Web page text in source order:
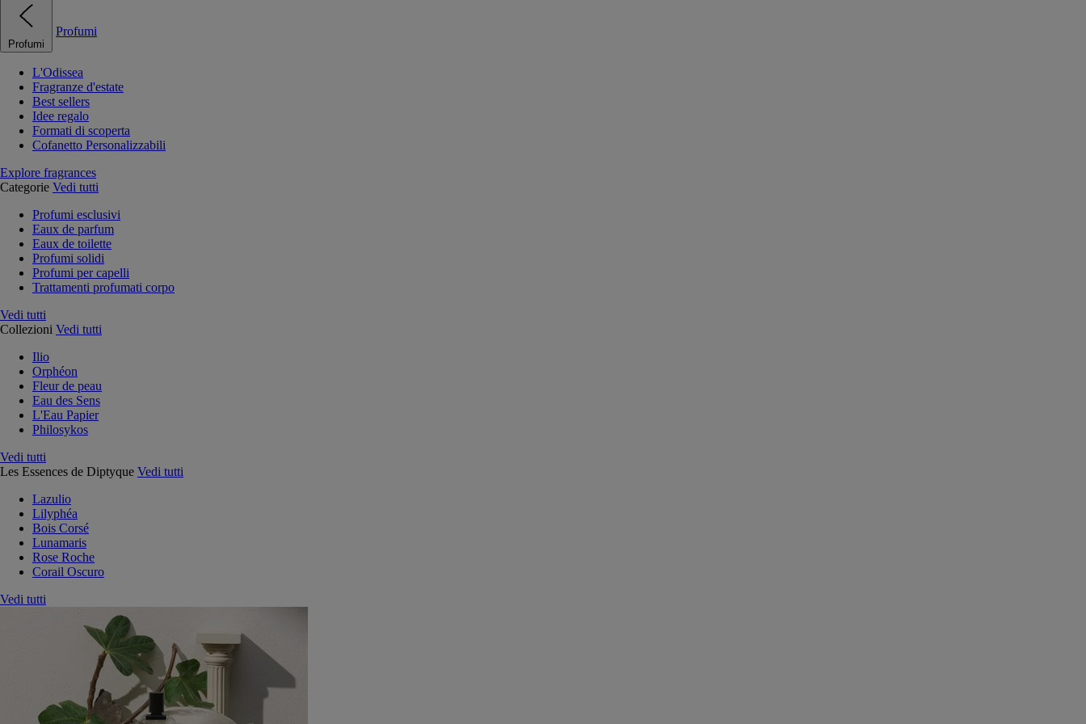
Profumi
Profumi
L'Odissea
Fragranze d'estate
Best sellers
Idee regalo
Formati di scoperta
Cofanetto Personalizzabili
Explore fragrances
Categorie Vedi tutti
Profumi esclusivi
Eaux de parfum
Eaux de toilette
Profumi solidi
Profumi per capelli
Trattamenti profumati corpo
Vedi tutti
Collezioni Vedi tutti
Ilio
Orphéon
Fleur de peau
Eau des Sens
L'Eau Papier
Philosykos
Vedi tutti
Les Essences de Diptyque Vedi tutti
Lazulio
Lilyphéa
Bois Corsé
Lunamaris
Rose Roche
Corail Oscuro
Vedi tutti